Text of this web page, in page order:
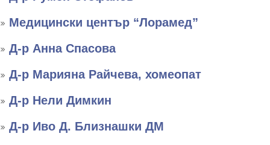
Медицински център “Лорамед”
Д-р Анна Спасова
Д-р Марияна Райчева, хомеопат
Д-р Нели Димкин
Д-р Иво Д. Близнашки ДМ